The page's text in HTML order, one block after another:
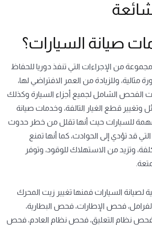
صيانة السيارات؟
مجموعة من الإجراءات التي تنفذ دوريا للحفاظ
مثالية، وللزيادة من العمر الافتراضي لها،
الفحص الشامل لجميع أجزاء السيارة وكذلك
وتغيير قطع الغيار التالفة، وخدمات صيانة
مهمة للسيارات حيث أنها تقلل من خطر حدوث
قد تؤدي إلى الحوادث، كما أنها تمنع
وتزيد من الاستهلاك للوقود، وتوفر
السيارات فمنها تغيير زيت المحرك
فحص الإطارات، فحص البطارية،
فحص نظام التعليق، فحص نظام العادم، فحص